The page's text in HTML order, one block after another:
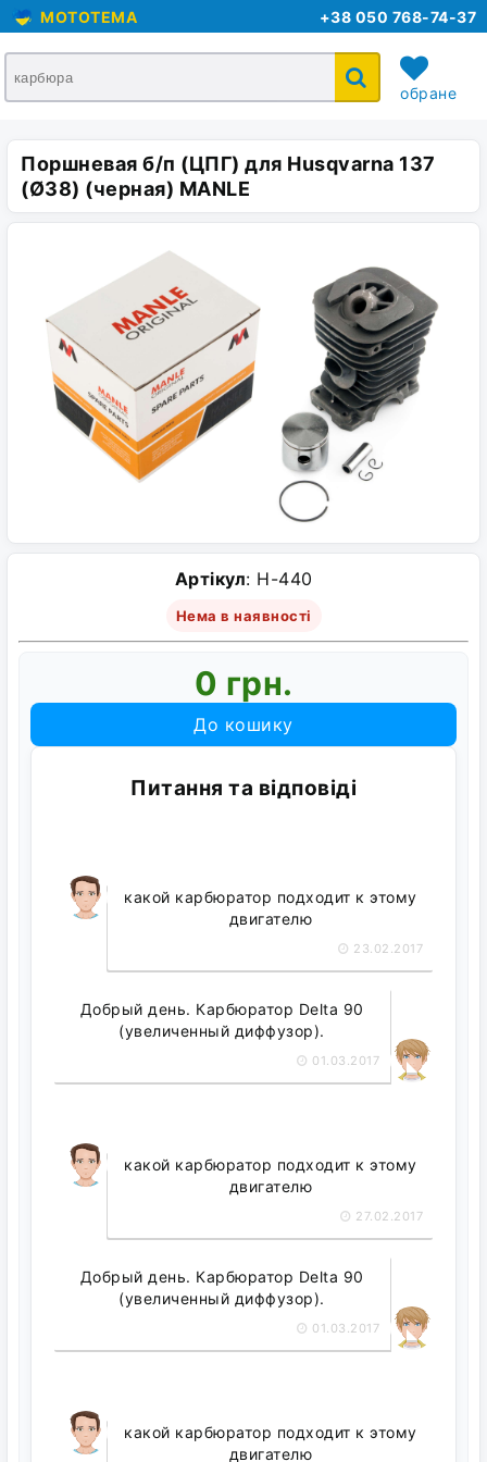
MOTOTEMA +38 050 768-74-37
обране
кошик
Поршневая б/п (ЦПГ) для Husqvarna 137
(Ø38) (черная) MANLE
Артікул: H-440
Нема в наявності
0 грн.
До кошику
Питання та відповіді
какой карбюратор подходит к этому
двигателю
23.02.2017
Добрый день. Карбюратор Delta 90
(увеличенный диффузор).
01.03.2017
какой карбюратор подходит к этому
двигателю
27.02.2017
Добрый день. Карбюратор Delta 90
(увеличенный диффузор).
01.03.2017
какой карбюратор подходит к этому
двигателю